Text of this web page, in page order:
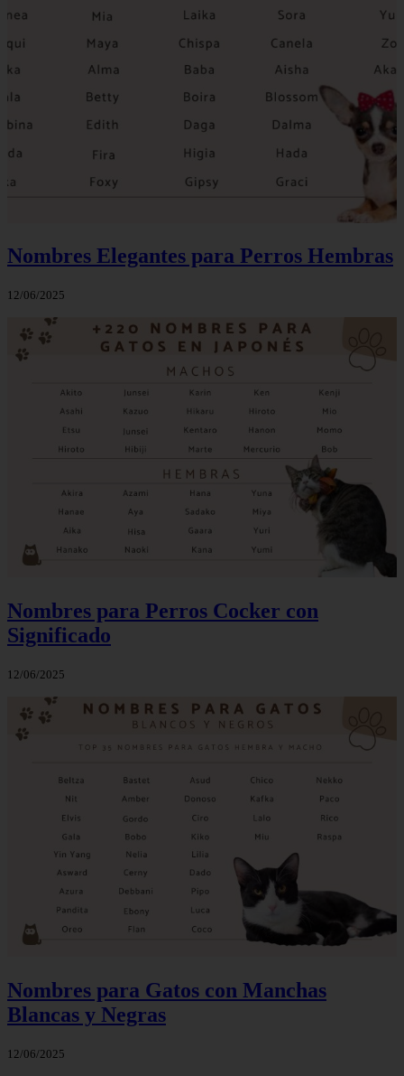
Nombres Elegantes para Perros Hembras
12/06/2025
Nombres para Perros Cocker con
Significado
12/06/2025
Nombres para Gatos con Manchas
Blancas y Negras
12/06/2025